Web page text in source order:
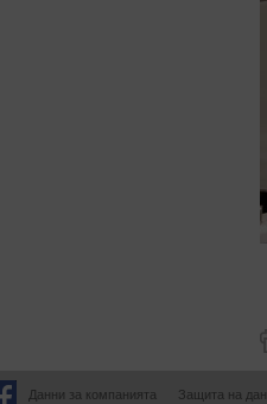
Данни за компанията Защита на